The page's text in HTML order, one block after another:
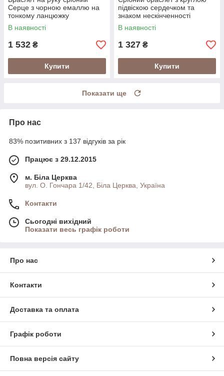
Серце з чорною емаллю на
тонкому ланцюжку
В наявності
1 532 ₴
Купити
підвіскою сердечком та
знаком нескінченності
В наявності
1 327 ₴
Купити
Показати ще
Про нас
83% позитивних з 137 відгуків за рік
Працює з 29.12.2015
м. Біла Церква
вул. О. Гончара 1/42, Біла Церква, Україна
Контакти
Сьогодні вихідний
Показати весь графік роботи
Про нас
Контакти
Доставка та оплата
Графік роботи
Повна версія сайту